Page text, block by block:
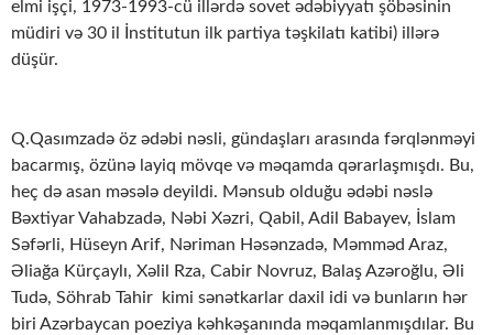
elmi işçi, 1973-1993-cü illərdə sovet ədəbiyyatı şöbəsinin
müdiri və 30 il İnstitutun ilk partiya təşkilatı katibi) illərə
düşür.
Q.Qasımzadə öz ədəbi nəsli, gündaşları arasında fərqlənməyi
bacarmış, özünə layiq mövqe və məqamda qərarlaşmışdı. Bu,
heç də asan məsələ deyildi. Mənsub olduğu ədəbi nəslə
Bəxtiyar Vahabzadə, Nəbi Xəzri, Qabil, Adil Babayev, İslam
Səfərli, Hüseyn Arif, Nəriman Həsənzadə, Məmməd Araz,
Əliağa Kürçaylı, Xəlil Rza, Cabir Novruz, Balaş Azəroğlu, Əli
Tudə, Söhrab Tahir kimi sənətkarlar daxil idi və bunların hər
biri Azərbaycan poeziya kəhkəşanında məqamlanmışdılar. Bu